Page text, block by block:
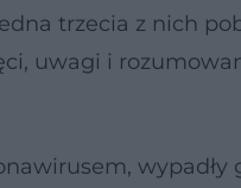
trzecia z nich
uwagi i
wypadły